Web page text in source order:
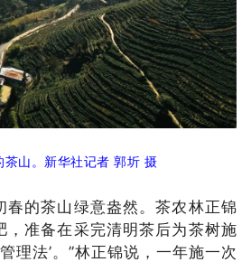
山。新华社记者 郭圻 摄
春的茶山绿意盎然。茶农林正锦
，准备在采完清明茶后为茶树施
理法’。”林正锦说，一年施一次